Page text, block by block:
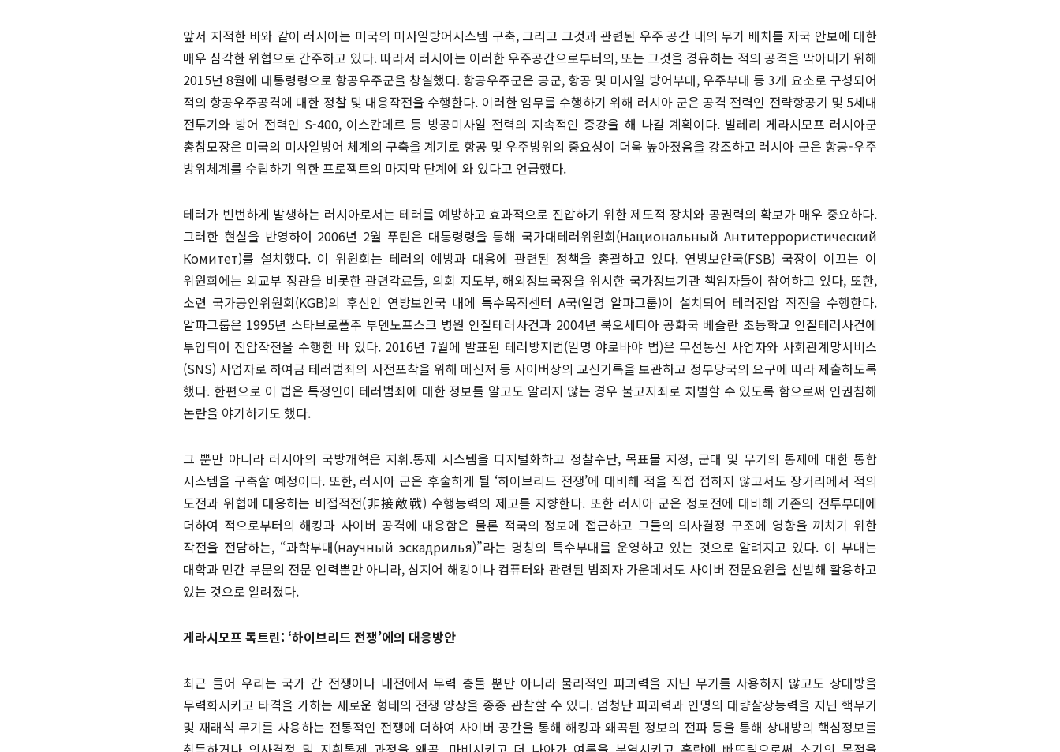
앞서 지적한 바와 같이 러시아는 미국의 미사일방어시스템 구축, 그리고 그것과 관련된 우주 공간 내의 무기 배치를 자국 안보에 대한
매우 심각한 위협으로 간주하고 있다. 따라서 러시아는 이러한 우주공간으로부터의, 또는 그것을 경유하는 적의 공격을 막아내기 위해
2015년 8월에 대통령령으로 항공우주군을 창설했다. 항공우주군은 공군, 항공 및 미사일 방어부대, 우주부대 등 3개 요소로 구성되어
적의 항공우주공격에 대한 정찰 및 대응작전을 수행한다. 이러한 임무를 수행하기 위해 러시아 군은 공격 전력인 전략항공기 및 5세대
전투기와 방어 전력인 S-400, 이스칸데르 등 방공미사일 전력의 지속적인 증강을 해 나갈 계획이다. 발레리 게라시모프 러시아군
총참모장은 미국의 미사일방어 체계의 구축을 계기로 항공 및 우주방위의 중요성이 더욱 높아졌음을 강조하고 러시아 군은 항공-우주
방위체계를 수립하기 위한 프로젝트의 마지막 단계에 와 있다고 언급했다.
테러가 빈번하게 발생하는 러시아로서는 테러를 예방하고 효과적으로 진압하기 위한 제도적 장치와 공권력의 확보가 매우 중요하다.
그러한 현실을 반영하여 2006년 2월 푸틴은 대통령령을 통해 국가대테러위원회(Национальный Антитеррористический
Комитет)를 설치했다. 이 위원회는 테러의 예방과 대응에 관련된 정책을 총괄하고 있다. 연방보안국(FSB) 국장이 이끄는 이
위원회에는 외교부 장관을 비롯한 관련각료들, 의회 지도부, 해외정보국장을 위시한 국가정보기관 책임자들이 참여하고 있다, 또한,
소련 국가공안위원회(KGB)의 후신인 연방보안국 내에 특수목적센터 A국(일명 알파그룹)이 설치되어 테러진압 작전을 수행한다.
알파그룹은 1995년 스타브로폴주 부덴노프스크 병원 인질테러사건과 2004년 북오세티아 공화국 베슬란 초등학교 인질테러사건에
투입되어 진압작전을 수행한 바 있다. 2016년 7월에 발표된 테러방지법(일명 야로바야 법)은 무선통신 사업자와 사회관계망서비스
(SNS) 사업자로 하여금 테러범죄의 사전포착을 위해 메신저 등 사이버상의 교신기록을 보관하고 정부당국의 요구에 따라 제출하도록
했다. 한편으로 이 법은 특정인이 테러범죄에 대한 정보를 알고도 알리지 않는 경우 불고지죄로 처벌할 수 있도록 함으로써 인권침해
논란을 야기하기도 했다.
그 뿐만 아니라 러시아의 국방개혁은 지휘.통제 시스템을 디지털화하고 정찰수단, 목표물 지정, 군대 및 무기의 통제에 대한 통합
시스템을 구축할 예정이다. 또한, 러시아 군은 후술하게 될 ‘하이브리드 전쟁’에 대비해 적을 직접 접하지 않고서도 장거리에서 적의
도전과 위협에 대응하는 비접적전(非接敵戰) 수행능력의 제고를 지향한다. 또한 러시아 군은 정보전에 대비해 기존의 전투부대에
더하여 적으로부터의 해킹과 사이버 공격에 대응함은 물론 적국의 정보에 접근하고 그들의 의사결정 구조에 영향을 끼치기 위한
작전을 전담하는, “과학부대(научный эскадрилья)”라는 명칭의 특수부대를 운영하고 있는 것으로 알려지고 있다. 이 부대는
대학과 민간 부문의 전문 인력뿐만 아니라, 심지어 해킹이나 컴퓨터와 관련된 범죄자 가운데서도 사이버 전문요원을 선발해 활용하고
있는 것으로 알려졌다.
게라시모프 독트린: ‘하이브리드 전쟁’에의 대응방안
최근 들어 우리는 국가 간 전쟁이나 내전에서 무력 충돌 뿐만 아니라 물리적인 파괴력을 지닌 무기를 사용하지 않고도 상대방을
무력화시키고 타격을 가하는 새로운 형태의 전쟁 양상을 종종 관찰할 수 있다. 엄청난 파괴력과 인명의 대량살상능력을 지닌 핵무기
및 재래식 무기를 사용하는 전통적인 전쟁에 더하여 사이버 공간을 통해 해킹과 왜곡된 정보의 전파 등을 통해 상대방의 핵심정보를